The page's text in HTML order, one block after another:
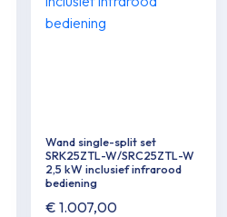
Wand single-split set
SRK25ZTL-W/SRC25ZTL-W
2,5 kW inclusief infrarood
bediening
€ 1.007,00